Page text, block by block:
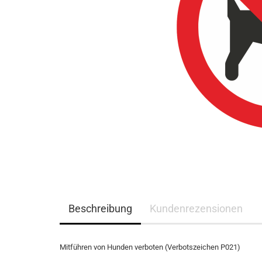
Beschreibung Kundenrezensionen
Mitführen von Hunden verboten (Verbotszeichen P021)